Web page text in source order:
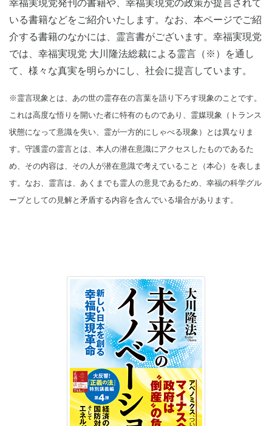
幸福実現党発刊の書籍や、幸福実現党の政策が提言されて
いる書籍などをご紹介いたします。なお、本ページでご紹
介する書籍のなかには、霊言書がございます。幸福実現党
では、幸福実現党 大川隆法総裁による霊言（※）を通し
て、様々な真実を明らかにし、社会に提言しています。
※霊言現象とは、あの世の霊存在の言葉を語り下ろす現象のことです。
これは高度な悟りを開いた者に特有のものであり、霊媒現象（トランス
状態になって意識を失い、霊が一方的にしゃべる現象）とは異なりま
す。守護霊の霊言とは、本人の潜在意識にアクセスしたものであるた
め、その内容は、その人が潜在意識で考えていること（本心）を表しま
す。なお、霊言は、あくまでも霊人の意見であるため、幸福の科学グル
ープとしての見解と矛盾する内容を含んでいる場合があります。